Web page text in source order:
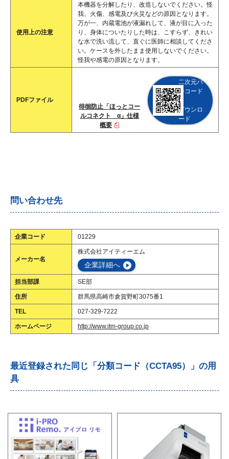
使用上の注意
本機器を分解したり、改造しないでください。怪
我、火傷、感電及び火災などの原因となります。
万が一、内蔵電池が液漏れして、液が目に入った
り、身体についたりした時は、こすらず、きれい
な水で洗い流して、直ぐに医師に相談してくださ
い。ケースを外したまま使用しないでください。
怪我や感電の原因となります。
PDFファイル
徘徊防止「ほっとコー
ルコネクト α」仕様
概要
二次元バ
ーコード
を
ダウンロ
ード
問い合わせ先
企業コード 01229
メーカー名
株式会社アイティーエム
企業詳細へ
担当部課 SE部
住所 群馬県高崎市倉賀野町3075番1
TEL 027-329-7222
ホームページ http://www.itm-group.co.jp
最近登録された同じ「分類コード（CCTA95）」の用
具